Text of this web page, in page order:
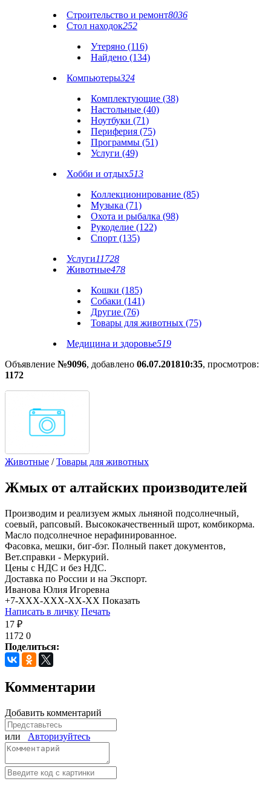
Строительство и ремонт8036
Стол находок252
Утеряно (116)
Найдено (134)
Компьютеры324
Комплектующие (38)
Настольные (40)
Ноутбуки (71)
Периферия (75)
Программы (51)
Услуги (49)
Хобби и отдых513
Коллекционирование (85)
Музыка (71)
Охота и рыбалка (98)
Рукоделие (122)
Спорт (135)
Услуги11728
Животные478
Кошки (185)
Собаки (141)
Другие (76)
Товары для животных (75)
Медицина и здоровье519
Объявление №9096, добавлено 06.07.201810:35, просмотров:
1172
Животные /Товары для животных
Жмых от алтайских производителей
Производим и реализуем жмых льняной подсолнечный,
соевый, рапсовый. Высококачественный шрот, комбикорма.
Масло подсолнечное нерафинированное.
Фасовка, мешки, биг-бэг. Полный пакет документов,
Вет.справки - Меркурий.
Цены с НДС и без НДС.
Доставка по России и на Экспорт.
Иванова Юлия Игоревна
+7-XXX-XXX-XX-XX Показать
Написать в личку Печать
17 ₽
1172 0
Поделиться:
Комментарии
Добавить комментарий
или Авторизуйтесь